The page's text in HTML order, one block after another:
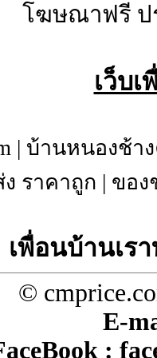
โฆษณาฟรี ป
เว็บ
| บ้านหนองช้า
ราคาถูก | ของ
เพื่อนบ้านเร
©
E-
: